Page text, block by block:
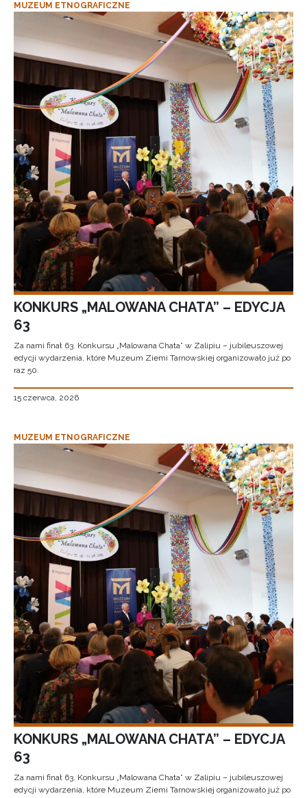
MUZEUM ETNOGRAFICZNE
KONKURS „MALOWANA CHATA” – EDYCJA
63
Za nami finał 63. Konkursu „Malowana Chata” w Zalipiu – jubileuszowej
edycji wydarzenia, które Muzeum Ziemi Tarnowskiej organizowało już po
raz 50.
15 czerwca, 2026
MUZEUM ETNOGRAFICZNE
KONKURS „MALOWANA CHATA” – EDYCJA
63
Za nami finał 63. Konkursu „Malowana Chata” w Zalipiu – jubileuszowej
edycji wydarzenia, które Muzeum Ziemi Tarnowskiej organizowało już po